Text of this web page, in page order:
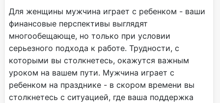
Для женщины мужчина играет с ребенком - ваши
финансовые перспективы выглядят
многообещающе, но только при условии
серьезного подхода к работе. Трудности, с
которыми вы столкнетесь, окажутся важным
уроком на вашем пути. Мужчина играет с
ребенком на празднике - в скором времени вы
столкнетесь с ситуацией, где ваша поддержка